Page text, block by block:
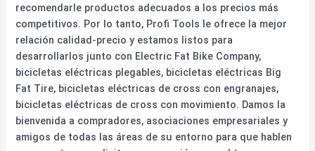
recomendarle productos adecuados a los precios más
competitivos. Por lo tanto, Profi Tools le ofrece la mejor
relación calidad-precio y estamos listos para
desarrollarlos junto con Electric Fat Bike Company,
bicicletas eléctricas plegables, bicicletas eléctricas Big
Fat Tire, bicicletas eléctricas de cross con engranajes,
bicicletas eléctricas de cross con movimiento. Damos la
bienvenida a compradores, asociaciones empresariales y
amigos de todas las áreas de su entorno para que hablen